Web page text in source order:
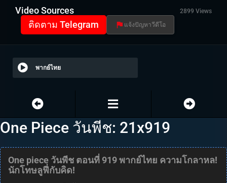
Video Sources 2899 Views
ติดตาม Telegram แจ้งปัญหาวีดีโอ
พากย์ไทย
One Piece วันพีช: 21x919
One piece วันพีช ตอนที่ 919 พากย์ไทย ความโกลาหล!
นักโทษลูฟี่กับคิด!